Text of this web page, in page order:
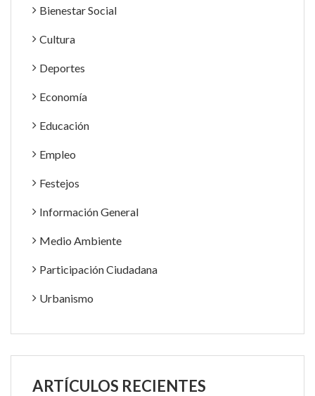
Bienestar Social
Cultura
Deportes
Economía
Educación
Empleo
Festejos
Información General
Medio Ambiente
Participación Ciudadana
Urbanismo
ARTÍCULOS RECIENTES